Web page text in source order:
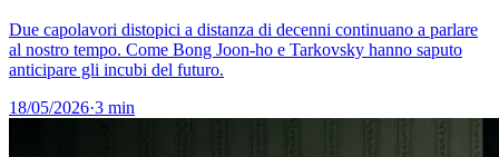
Due capolavori distopici a distanza di decenni continuano a parlare
al nostro tempo. Come Bong Joon-ho e Tarkovsky hanno saputo
anticipare gli incubi del futuro.
18/05/2026·3 min